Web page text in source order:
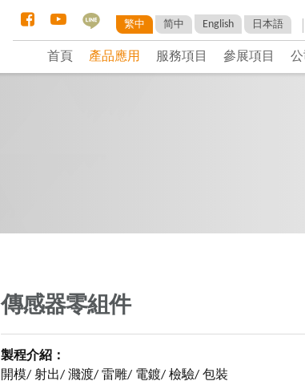
繁中 简中 English 日本語
首頁 產品應用 服務項目 參展項目
傳感器零組件
製程介紹：
開模/ 射出/ 濺渡/ 雷雕/ 電鍍/ 檢驗/ 包裝